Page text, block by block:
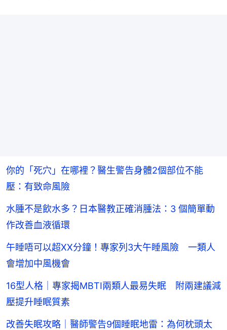
你的「死穴」在哪裡？醫生警告身體2個部位不能
壓：有致命風險
水腫不是飲水多？日本醫教正確消腫法：3 個簡單動
作改善血液循環
午睡唔可以超XX分鐘！專家列3大午睡風險 一類人
會增加中風機會
16型人格｜專家揭MBTI兩類人最易失眠 附兩建議減
壓提升睡眠質素
改善失眠攻略｜醫師警告9個睡眠地雷：為何枕頭太